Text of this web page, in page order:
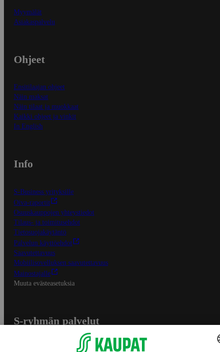
Myymälät
Asiakaspalvelu
Ohjeet
Ensitilaajan ohjeet
Näin maksat
Näin tilaat ja muokkaat
Kaikki ohjeet ja vinkit
In English
Info
S-Business yrityksille
Oiva-raportit
Osuuskauppojen yhteystiedot
Tilaus- ja toimitusehdot
Tietosuojakäytäntö
Palvelun käyttöehdot
Saavutettavuus
Mobiilisovelluksen saavutettavuus
Mainostajalle
Muuta evästeasetuksia
S-ryhmän palvelut